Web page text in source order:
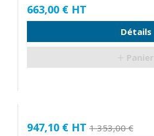
663,00 € HT
Détails
Panier
947,10 € HT 1 353,00 €